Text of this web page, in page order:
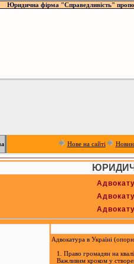
Юридична фірма "Справедливість"
Нове на сайті
Адвокатура в Україні
1. Право громадян на
Важливим кроком у